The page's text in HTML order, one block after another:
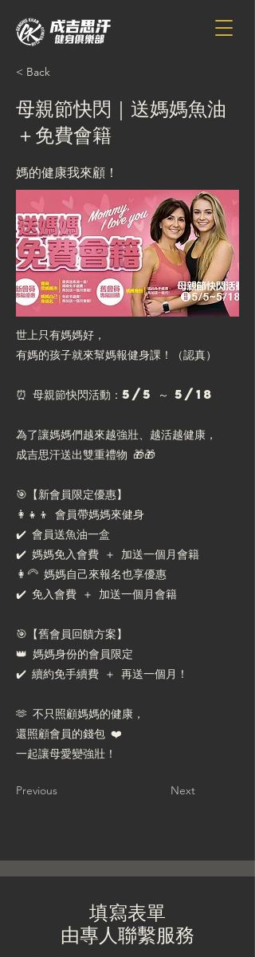
< Back
母親節快閃｜送媽媽魚油
＋免費會籍
媽的健康我來顧！
世上只有媽媽好，
有媽的孩子就來幫媽報健身課！（認真）
⏰ 母親節快閃活動：5/5 ～ 5/18
為了讓媽媽們越來越強壯、越活越健康，
成吉思汗送出雙重禮物 🎁🎁
🎯【新會員限定優惠】
👩‍👧‍👦 會員帶媽媽來健身
✔️ 會員送魚油一盒
✔️ 媽媽免入會費 ＋ 加送一個月會籍
👩‍🦳 媽媽自己來報名也享優惠
✔️ 免入會費 ＋ 加送一個月會籍
🎯【舊會員回饋方案】
👑 媽媽身份的會員限定
✔️ 續約免手續費 ＋ 再送一個月！
🫶 不只照顧媽媽的健康，
還照顧會員的錢包 ❤️
一起讓母愛變強壯！
Previous Next
填寫表單
由專人聯繫服務